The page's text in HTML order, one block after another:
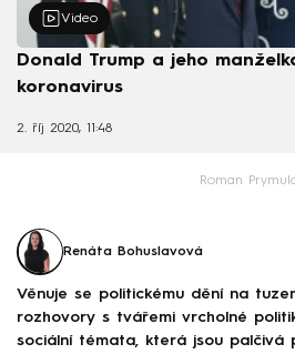
Video
Donald Trump a jeho
koronavirus
2. říj 2020, 11:48
Roman
Renáta Bohuslavová
Věnuje se politickému dění na
rozhovory s tvářemi vrcholné
sociální témata, která jsou palčivá